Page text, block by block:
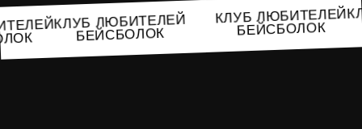
КЛУБ ЛЮБИТЕЛЕЙ
БЕЙСБОЛОК
КЛУБ ЛЮБИТЕЛЕЙ
БЕЙСБОЛОК